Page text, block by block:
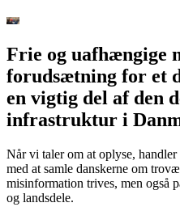
Frie og uafhængige
forudsætning for et
en vigtig del af den
infrastruktur i
Når vi taler om at oplyse,
med at samle danskerne om
misinformation trives, men også
og landsdele.